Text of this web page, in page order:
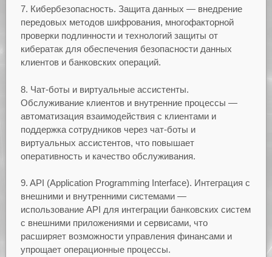
7. Кибербезопасность. Защита данных — внедрение
передовых методов шифрования, многофакторной
проверки подлинности и технологий защиты от
кибератак для обеспечения безопасности данных
клиентов и банковских операций.
8. Чат-боты и виртуальные ассистенты.
Обслуживание клиентов и внутренние процессы —
автоматизация взаимодействия с клиентами и
поддержка сотрудников через чат-боты и
виртуальных ассистентов, что повышает
оперативность и качество обслуживания.
9. API (Application Programming Interface). Интеграция с
внешними и внутренними системами —
использование API для интеграции банковских систем
с внешними приложениями и сервисами, что
расширяет возможности управления финансами и
упрощает операционные процессы.